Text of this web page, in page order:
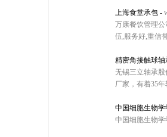
上海食堂承包 -
万康餐饮管理
伍,服务好,重信
精密角接触球轴
无锡三立轴承
厂家，有着35
中国细胞生物学
中国细胞生物学